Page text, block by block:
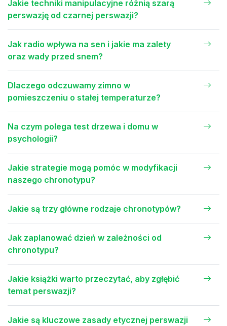
Jakie techniki manipulacyjne różnią szarą
perswazję od czarnej perswazji?
Jak radio wpływa na sen i jakie ma zalety
oraz wady przed snem?
Dlaczego odczuwamy zimno w
pomieszczeniu o stałej temperaturze?
Na czym polega test drzewa i domu w
psychologii?
Jakie strategie mogą pomóc w modyfikacji
naszego chronotypu?
Jakie są trzy główne rodzaje chronotypów?
Jak zaplanować dzień w zależności od
chronotypu?
Jakie książki warto przeczytać, aby zgłębić
temat perswazji?
Jakie są kluczowe zasady etycznej perswazji